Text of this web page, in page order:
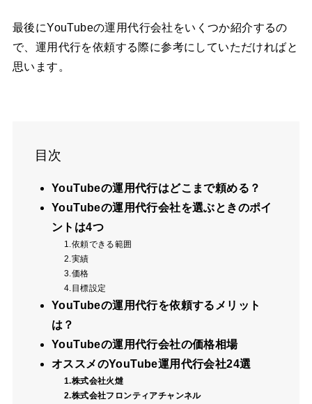
最後にYouTubeの運用代行会社をいくつか紹介するの
で、運用代行を依頼する際に参考にしていただければと
思います。
目次
YouTubeの運用代行はどこまで頼める？
YouTubeの運用代行会社を選ぶときのポイ
ントは4つ
1.依頼できる範囲
2.実績
3.価格
4.目標設定
YouTubeの運用代行を依頼するメリット
は？
YouTubeの運用代行会社の価格相場
オススメのYouTube運用代行会社24選
1.株式会社火燵
2.株式会社フロンティアチャンネル